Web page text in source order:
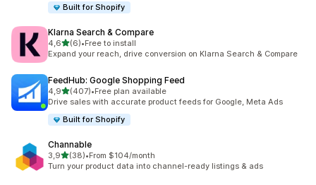
Built for Shopify
Klarna Search & Compare
4,6/ 5 tähteä
(6)
6 arvostelua yhteensä
•Free to install
Expand your reach, drive conversion on Klarna Search & Compare
FeedHub: Google Shopping Feed
4,9/ 5 tähteä
(407)
407 arvostelua yhteensä
•Free plan available
Drive sales with accurate product feeds for Google, Meta Ads
Built for Shopify
Channable
3,9/ 5 tähteä
(38)
38 arvostelua yhteensä
•From $104/month
Turn your product data into channel-ready listings & ads